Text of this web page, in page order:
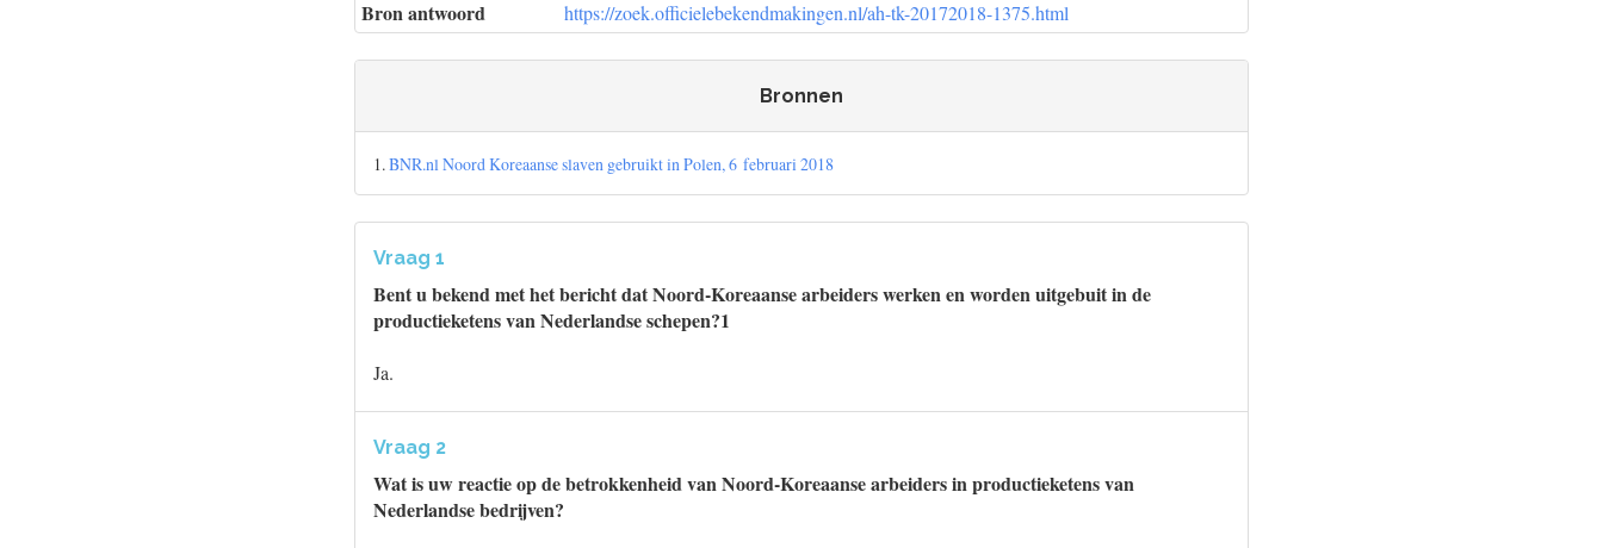
Bron antwoord https://zoek.officielebekendmakingen.nl/ah-tk-20172018-1375.html
Bronnen
1.BNR.nl Noord Koreaanse slaven gebruikt in Polen, 6 februari 2018
Vraag 1
Bent u bekend met het bericht dat Noord-Koreaanse arbeiders werken en worden uitgebuit in de
productieketens van Nederlandse schepen?1
Ja.
Vraag 2
Wat is uw reactie op de betrokkenheid van Noord-Koreaanse arbeiders in productieketens van
Nederlandse bedrijven?